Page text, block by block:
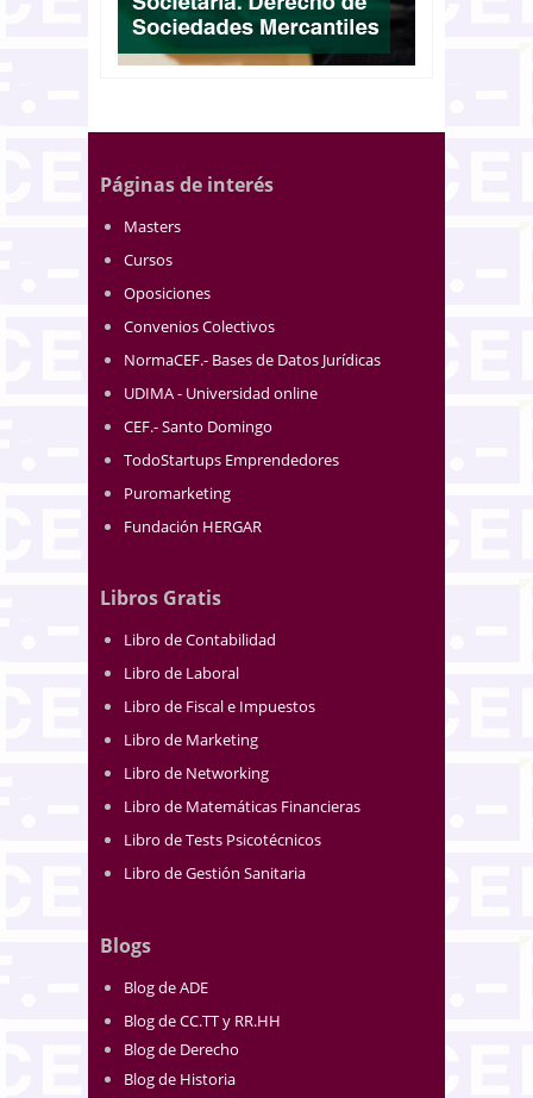
Páginas de interés
Masters
Cursos
Oposiciones
Convenios Colectivos
NormaCEF.- Bases de Datos Jurídicas
UDIMA - Universidad online
CEF.- Santo Domingo
TodoStartups Emprendedores
Puromarketing
Fundación HERGAR
Libros Gratis
Libro de Contabilidad
Libro de Laboral
Libro de Fiscal e Impuestos
Libro de Marketing
Libro de Networking
Libro de Matemáticas Financieras
Libro de Tests Psicotécnicos
Libro de Gestión Sanitaria
Blogs
Blog de ADE
Blog de CC.TT y RR.HH
Blog de Derecho
Blog de Historia